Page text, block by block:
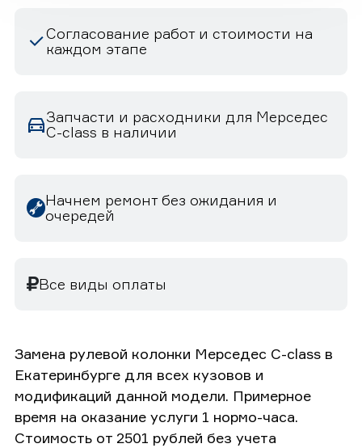
Согласование работ и стоимости на
каждом этапе
Запчасти и расходники для Мерседес
C-class в наличии
Начнем ремонт без ожидания и
очередей
Все виды оплаты
Замена рулевой колонки Мерседес C-class в
Екатеринбурге для всех кузовов и
модификаций данной модели. Примерное
время на оказание услуги 1 нормо-часа.
Стоимость от 2501 рублей без учета